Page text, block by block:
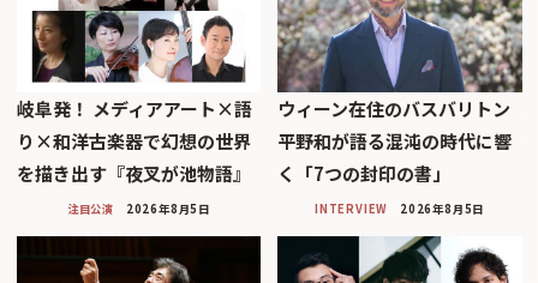
岐阜発！ メディアアート×語
り×和洋古楽器で幻想の世界
を描き出す『夜叉が池物語』
注目公演 2026年8月5日
ウィーン在住のバスバリトン
平野和が語る混沌の時代に響
く「7つの封印の書」
INTERVIEW 2026年8月5日